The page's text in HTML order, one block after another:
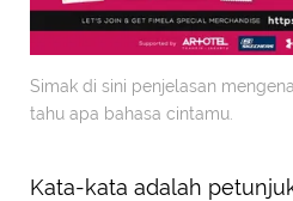
Simak di sini penjelasan
tahu apa bahasa cintamu.
Kata-kata adalah